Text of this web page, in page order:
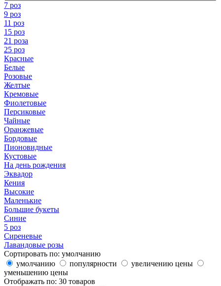
7 роз
9 роз
11 роз
15 роз
21 роза
25 роз
Красные
Белые
Розовые
Желтые
Кремовые
Фиолетовые
Персиковые
Чайные
Оранжевые
Бордовые
Пионовидные
Кустовые
На день рождения
Эквадор
Кения
Высокие
Маленькие
Большие букеты
Синие
5 роз
Сиреневые
Лавандовые розы
Сортировать по: умолчанию
умолчанию
популярности
увеличению цены
уменьшению цены
Отображать по: 30 товаров